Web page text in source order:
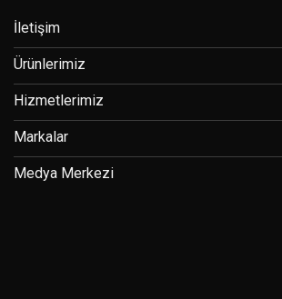
İletişim
Ürünlerimiz
Hizmetlerimiz
Markalar
Medya Merkezi